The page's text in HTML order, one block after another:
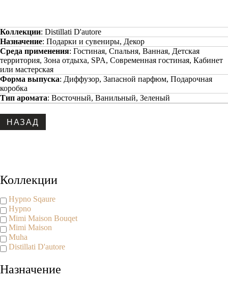
Коллекции: Distillati D'autore
Назначение: Подарки и сувениры, Декор
Среда применения: Гостиная, Спальня, Ванная, Детская
территория, Зона отдыха, SPA, Современная гостиная, Кабинет
или мастерская
Форма выпуска: Диффузор, Запасной парфюм, Подарочная
коробка
Тип аромата: Восточный, Ванильный, Зеленый
Коллекции
Hypno Sqaure
Hypno
Mimi Maison Bouqet
Mimi Maison
Muha
Distillati D'autore
Назначение